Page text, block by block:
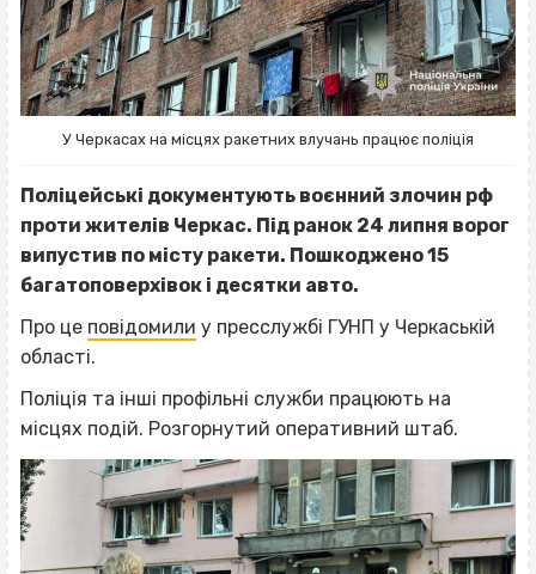
У Черкасах на місцях ракетних влучань працює поліція
Поліцейські документують воєнний злочин рф
проти жителів Черкас. Під ранок 24 липня ворог
випустив по місту ракети. Пошкоджено 15
багатоповерхівок і десятки авто.
Про це повідомили у пресслужбі ГУНП у Черкаській
області.
Поліція та інші профільні служби працюють на
місцях подій. Розгорнутий оперативний штаб.